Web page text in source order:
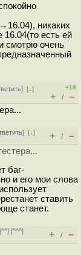
никаких
16.04(то есть ей
смотрю очень
][↓]
+18
+ / –
][↓]
+ / –
баг-
и его мои слова
ставить
станет.
^^] [^^^]
+ / –